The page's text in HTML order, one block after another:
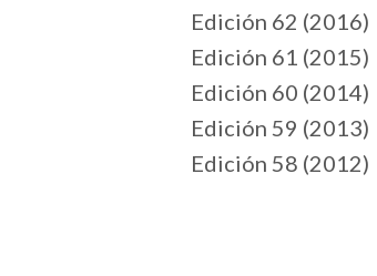
Edición 62 (2016)
Edición 61 (2015)
Edición 60 (2014)
Edición 59 (2013)
Edición 58 (2012)